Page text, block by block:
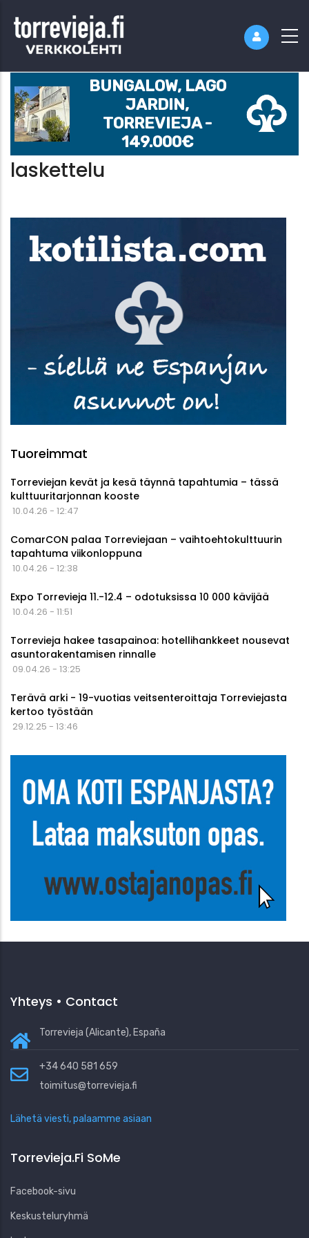
BUNGALOW, LAGO
JARDIN,
TORREVIEJA -
149.000€
laskettelu
Tuoreimmat
Torreviejan kevät ja kesä täynnä tapahtumia – tässä
kulttuuritarjonnan kooste
10.04.26 - 12:47
ComarCON palaa Torreviejaan – vaihtoehtokulttuurin
tapahtuma viikonloppuna
10.04.26 - 12:38
Expo Torrevieja 11.-12.4 – odotuksissa 10 000 kävijää
10.04.26 - 11:51
Torrevieja hakee tasapainoa: hotellihankkeet nousevat
asuntorakentamisen rinnalle
09.04.26 - 13:25
Terävä arki - 19-vuotias veitsenteroittaja Torreviejasta
kertoo työstään
29.12.25 - 13:46
Yhteys • Contact
Torrevieja (Alicante), España
+34 640 581 659
toimitus@torrevieja.fi
Lähetä viesti, palaamme asiaan
Torrevieja.fi SoMe
Facebook-sivu
Keskusteluryhmä